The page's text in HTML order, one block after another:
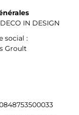
IN DESIGN
social :
Groult